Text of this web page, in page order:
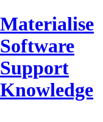
Materialise
Software
Support
Knowledge